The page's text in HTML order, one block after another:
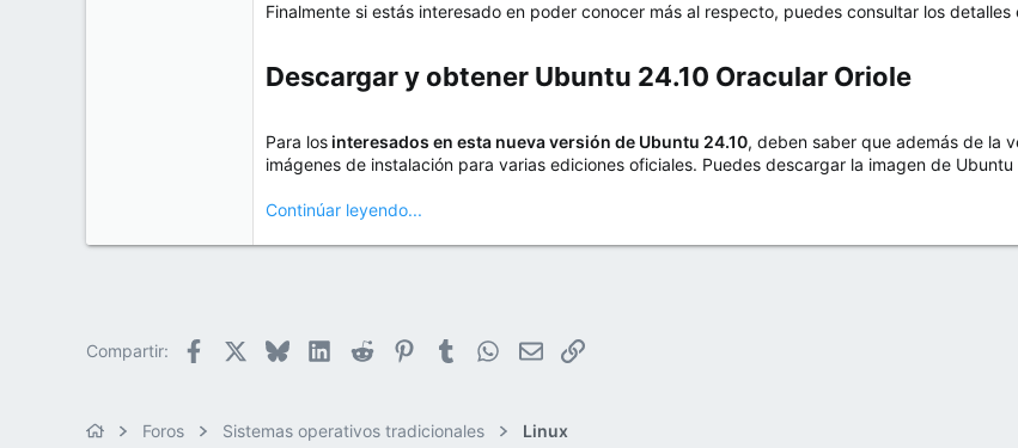
Finalmente si estás interesado en poder conocer más al respecto, puedes consultar los detalles
Descargar y obtener Ubuntu 24.10 Oracular Oriole​
Para los interesados en esta nueva versión de Ubuntu 24.10, deben saber que además de la
imágenes de instalación para varias ediciones oficiales. Puedes descargar la imagen de Ubuntu
Continúar leyendo...
Compartir: Facebook BlueskyLinkedIn
Reddit PinterestTumblr WhatsApp
EmailEnlace
Foros Sistemas operativos tradicionales Linux